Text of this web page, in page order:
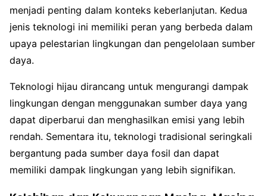
menjadi penting dalam konteks keberlanjutan. Kedua
jenis teknologi ini memiliki peran yang berbeda dalam
upaya pelestarian lingkungan dan pengelolaan sumber
daya.
Teknologi hijau dirancang untuk mengurangi dampak
lingkungan dengan menggunakan sumber daya yang
dapat diperbarui dan menghasilkan emisi yang lebih
rendah. Sementara itu, teknologi tradisional seringkali
bergantung pada sumber daya fosil dan dapat
memiliki dampak lingkungan yang lebih signifikan.